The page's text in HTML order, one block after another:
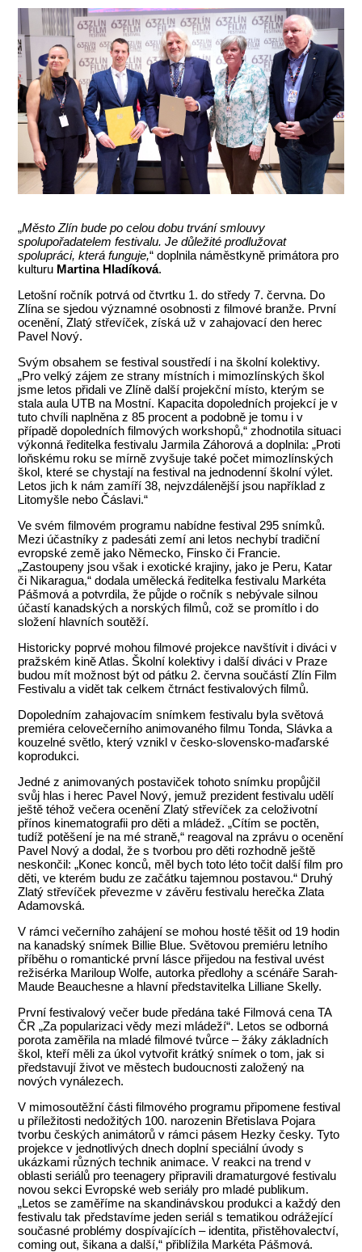
„Město Zlín bude po celou dobu trvání smlouvy
spolupořadatelem festivalu. Je důležité prodlužovat
spolupráci, která funguje,“ doplnila náměstkyně primátora pro
kulturu Martina Hladíková.
Letošní ročník potrvá od čtvrtku 1. do středy 7. června. Do
Zlína se sjedou významné osobnosti z filmové branže. První
ocenění, Zlatý střevíček, získá už v zahajovací den herec
Pavel Nový.
Svým obsahem se festival soustředí i na školní kolektivy.
„Pro velký zájem ze strany místních i mimozlínských škol
jsme letos přidali ve Zlíně další projekční místo, kterým se
stala aula UTB na Mostní. Kapacita dopoledních projekcí je v
tuto chvíli naplněna z 85 procent a podobně je tomu i v
případě dopoledních filmových workshopů,“ zhodnotila situaci
výkonná ředitelka festivalu Jarmila Záhorová a doplnila: „Proti
loňskému roku se mírně zvyšuje také počet mimozlínských
škol, které se chystají na festival na jednodenní školní výlet.
Letos jich k nám zamíří 38, nejvzdálenější jsou například z
Litomyšle nebo Čáslavi.“
Ve svém filmovém programu nabídne festival 295 snímků.
Mezi účastníky z padesáti zemí ani letos nechybí tradiční
evropské země jako Německo, Finsko či Francie.
„Zastoupeny jsou však i exotické krajiny, jako je Peru, Katar
či Nikaragua,“ dodala umělecká ředitelka festivalu Markéta
Pášmová a potvrdila, že půjde o ročník s nebývale silnou
účastí kanadských a norských filmů, což se promítlo i do
složení hlavních soutěží.
Historicky poprvé mohou filmové projekce navštívit i diváci v
pražském kině Atlas. Školní kolektivy i další diváci v Praze
budou mít možnost být od pátku 2. června součástí Zlín Film
Festivalu a vidět tak celkem čtrnáct festivalových filmů.
Dopoledním zahajovacím snímkem festivalu byla světová
premiéra celovečerního animovaného filmu Tonda, Slávka a
kouzelné světlo, který vznikl v česko-slovensko-maďarské
koprodukci.
Jedné z animovaných postaviček tohoto snímku propůjčil
svůj hlas i herec Pavel Nový, jemuž prezident festivalu udělí
ještě téhož večera ocenění Zlatý střevíček za celoživotní
přínos kinematografii pro děti a mládež. „Cítím se poctěn,
tudíž potěšení je na mé straně,“ reagoval na zprávu o ocenění
Pavel Nový a dodal, že s tvorbou pro děti rozhodně ještě
neskončil: „Konec konců, měl bych toto léto točit další film pro
děti, ve kterém budu ze začátku tajemnou postavou.“ Druhý
Zlatý střevíček převezme v závěru festivalu herečka Zlata
Adamovská.
V rámci večerního zahájení se mohou hosté těšit od 19 hodin
na kanadský snímek Billie Blue. Světovou premiéru letního
příběhu o romantické první lásce přijedou na festival uvést
režisérka Mariloup Wolfe, autorka předlohy a scénáře Sarah-
Maude Beauchesne a hlavní představitelka Lilliane Skelly.
První festivalový večer bude předána také Filmová cena TA
ČR „Za popularizaci vědy mezi mládeží“. Letos se odborná
porota zaměřila na mladé filmové tvůrce –⁠ žáky základních
škol, kteří měli za úkol vytvořit krátký snímek o tom, jak si
představují život ve městech budoucnosti založený na
nových vynálezech.
V mimosoutěžní části filmového programu připomene festival
u příležitosti nedožitých 100. narozenin Břetislava Pojara
tvorbu českých animátorů v rámci pásem Hezky česky. Tyto
projekce v jednotlivých dnech doplní speciální úvody s
ukázkami různých technik animace. V reakci na trend v
oblasti seriálů pro teenagery připravili dramaturgové festivalu
novou sekci Evropské web seriály pro mladé publikum.
„Letos se zaměříme na skandinávskou produkci a každý den
festivalu tak představíme jeden seriál s tematikou odrážející
současné problémy dospívajících – identita, přistěhovalectví,
coming out, šikana a další,“ přiblížila Markéta Pášmová.